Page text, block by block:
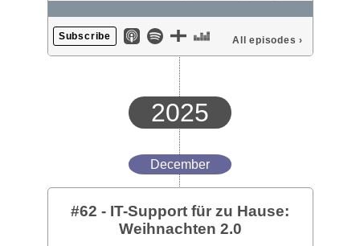
Subscribe All episodes ›
2025
December
#62 - IT-Support für zu Hause:
Weihnachten 2.0